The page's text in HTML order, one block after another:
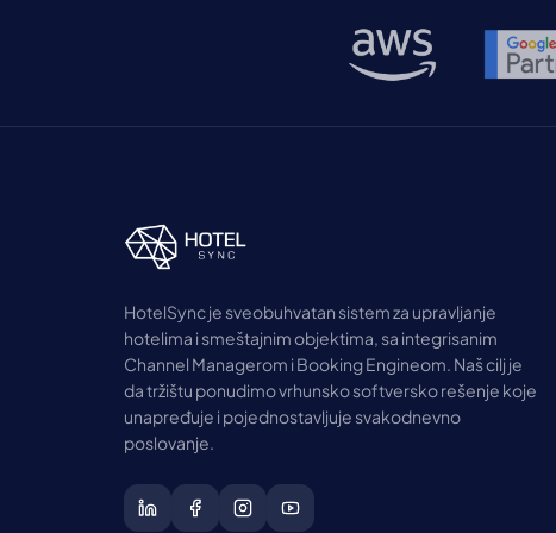
HotelSync je sveobuhvatan sistem za upravljanje
hotelima i smeštajnim objektima, sa integrisanim
Channel Managerom i Booking Engineom. Naš cilj je
da tržištu ponudimo vrhunsko softversko rešenje koje
unapređuje i pojednostavljuje svakodnevno
poslovanje.